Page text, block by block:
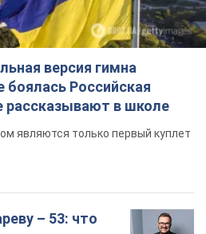
версия гимна
боялась Российская
рассказывают в школе
являются только первый куплет
– 53: что